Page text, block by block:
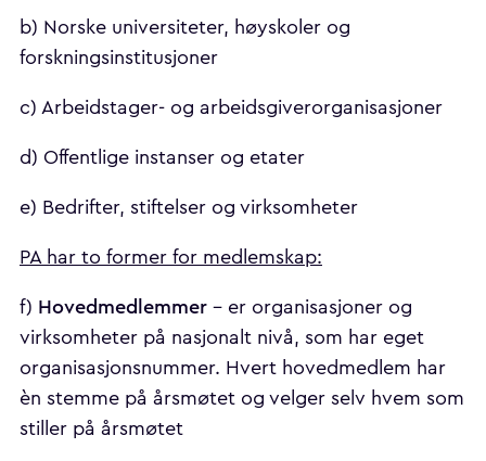
b) Norske universiteter, høyskoler og
forskningsinstitusjoner
c) Arbeidstager- og arbeidsgiverorganisasjoner
d) Offentlige instanser og etater
e) Bedrifter, stiftelser og virksomheter
PA har to former for medlemskap:
f) Hovedmedlemmer - er organisasjoner og
virksomheter på nasjonalt nivå, som har eget
organisasjonsnummer. Hvert hovedmedlem har
èn stemme på årsmøtet og velger selv hvem som
stiller på årsmøtet